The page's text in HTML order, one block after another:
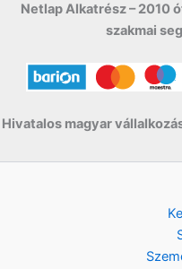
Netlap Alkatrész – 2010
szakmai
Hivatalos magyar